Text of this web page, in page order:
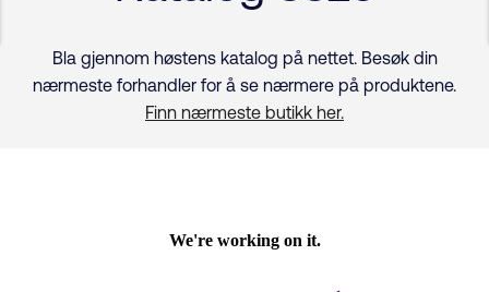
Bla gjennom høstens katalog på nettet. Besøk din
nærmeste forhandler for å se nærmere på produktene.
Finn nærmeste butikk her.